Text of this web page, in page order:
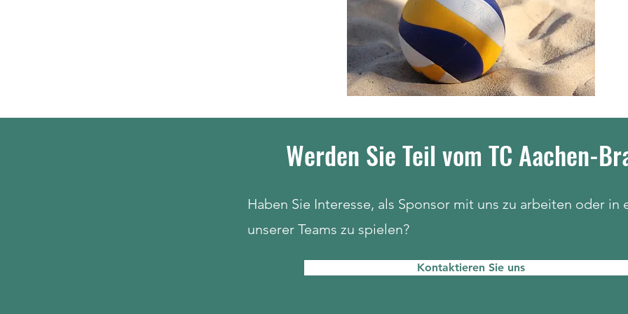
Werden Sie Teil vom TC Aachen-
Haben Sie Interesse, als Sponsor mit uns zu arbeiten oder in
unserer Teams zu spielen?
Kontaktieren Sie uns